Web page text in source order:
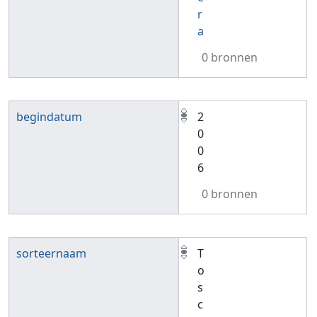
r
a
0 bronnen
begindatum
2
0
0
6
0 bronnen
sorteernaam
T
o
s
c